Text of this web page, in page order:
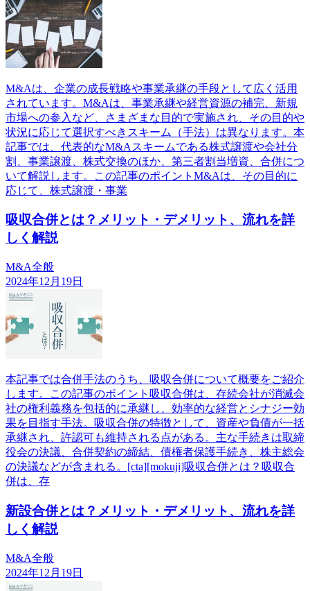
M&Aは、企業の成長戦略や事業承継の手段として広く活用
されています。M&Aは、事業承継や経営資源の補完、新規
市場への参入など、さまざまな目的で実施され、その目的や
状況に応じて選択すべきスキーム（手法）は異なります。本
記事では、代表的なM&Aスキームである株式譲渡や会社分
割、事業譲渡、株式交換のほか、第三者割当増資、合併につ
いて解説します。この記事のポイントM&Aは、その目的に
応じて、株式譲渡・事業
吸収合併とは？メリット・デメリット、流れを詳
しく解説
M&A全般
2024年12月19日
本記事では合併手法のうち、吸収合併について概要をご紹介
します。この記事のポイント吸収合併は、存続会社が消滅会
社の権利義務を包括的に承継し、効率的な経営とシナジー効
果を目指す手法。吸収合併の特徴として、資産や負債が一括
承継され、許認可も維持される点がある。主な手続きは取締
役会の決議、合併契約の締結、債権者保護手続き、株主総会
の決議などが含まれる。[cta][mokuji]吸収合併とは？吸収合
併は、存
新設合併とは？メリット・デメリット、流れを詳
しく解説
M&A全般
2024年12月19日